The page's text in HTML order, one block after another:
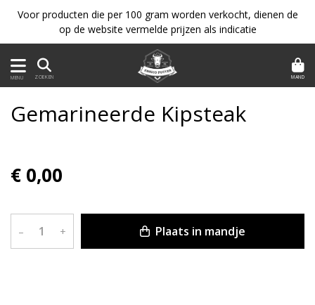
Voor producten die per 100 gram worden verkocht, dienen de
op de website vermelde prijzen als indicatie
MENU ZOEKEN MAND
Gemarineerde Kipsteak
€ 0,00
– + Plaats in mandje